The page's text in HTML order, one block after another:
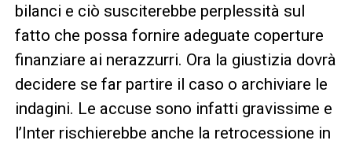
bilanci e ciò susciterebbe perplessità sul
fatto che possa fornire adeguate coperture
finanziare ai nerazzurri. Ora la giustizia dovrà
decidere se far partire il caso o archiviare le
indagini. Le accuse sono infatti gravissime e
l’Inter rischierebbe anche la retrocessione in